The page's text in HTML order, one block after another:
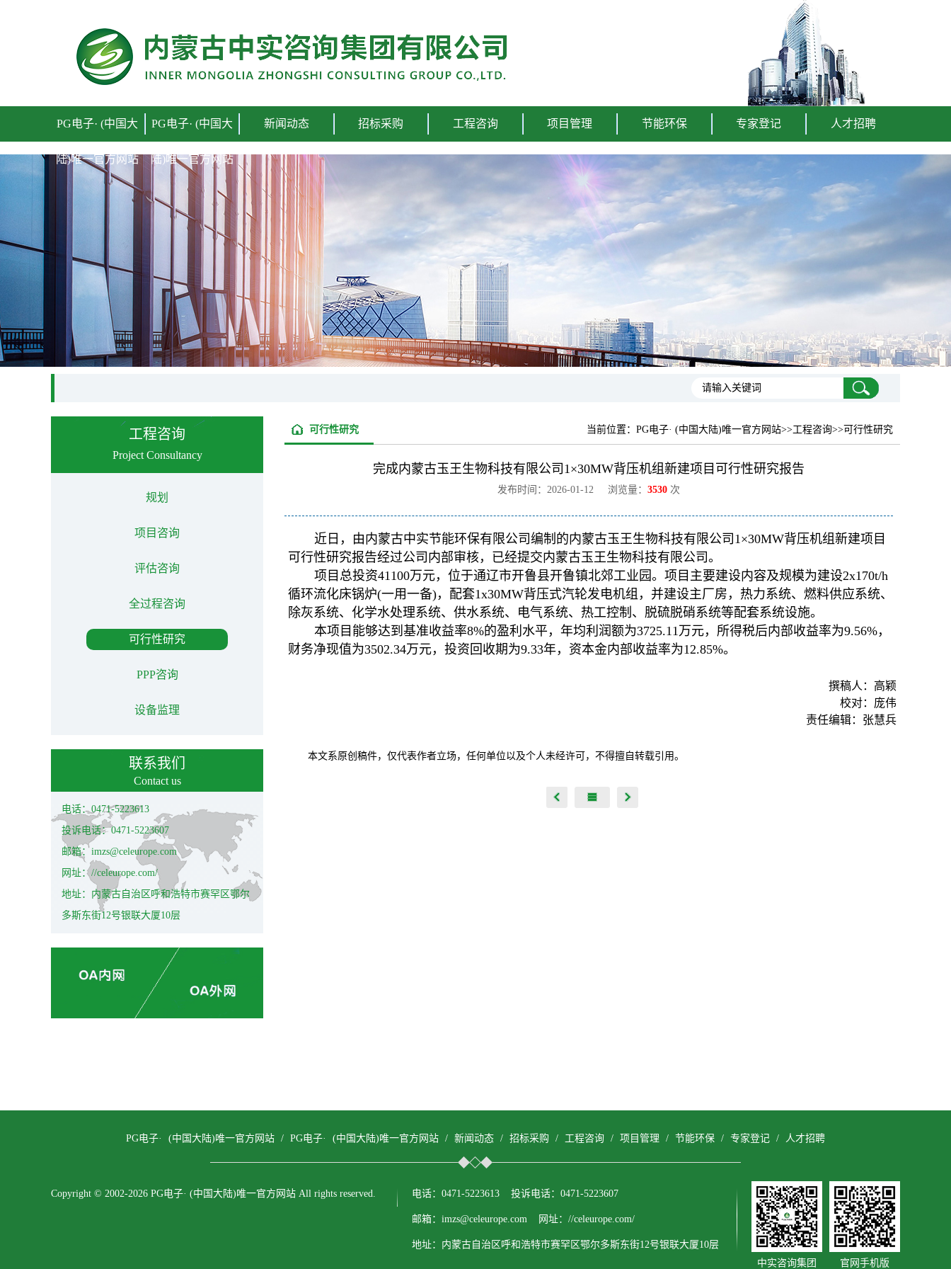
PG电子· (中国大
陆)唯一官方网站
PG电子· (中国大
陆)唯一官方网站
新闻动态 招标采购 工程咨询 项目管理 节能环保 专家登记 人才招聘
工程咨询
Project Consultancy
规划
项目咨询
评估咨询
全过程咨询
可行性研究
PPP咨询
设备监理
联系我们
Contact us
电话：0471-5223613
投诉电话：0471-5223607
邮箱：imzs@celeurope.com
网址：//celeurope.com/
地址：内蒙古自治区呼和浩特市赛罕区鄂尔
多斯东街12号银联大厦10层
当前位置： PG电子· (中国大陆)唯一官方网站>>工程咨询>>可行性研究
可行性研究
完成内蒙古玉王生物科技有限公司1×30MW背压机组新建项目可行性研究报告
发布时间：2026-01-12 浏览量： 3530 次
近日，由内蒙古中实节能环保有限公司编制的内蒙古玉王生物科技有限公司1×30MW背压机组新建项目
可行性研究报告经过公司内部审核，已经提交内蒙古玉王生物科技有限公司。
项目总投资41100万元，位于通辽市开鲁县开鲁镇北郊工业园。项目主要建设内容及规模为建设2x170t/h
循环流化床锅炉(一用一备)，配套1x30MW背压式汽轮发电机组，并建设主厂房，热力系统、燃料供应系统、
除灰系统、化学水处理系统、供水系统、电气系统、热工控制、脱硫脱硝系统等配套系统设施。
本项目能够达到基准收益率8%的盈利水平，年均利润额为3725.11万元，所得税后内部收益率为9.56%，
财务净现值为3502.34万元，投资回收期为9.33年，资本金内部收益率为12.85%。
撰稿人：高颖
校对：庞伟
责任编辑：张慧兵
本文系原创稿件，仅代表作者立场，任何单位以及个人未经许可，不得擅自转载引用。
PG电子· (中国大陆)唯一官方网站 / PG电子· (中国大陆)唯一官方网站 / 新闻动态 / 招标采购 / 工程咨询 / 项目管理 / 节能环保 / 专家登记 / 人才招聘
Copyright © 2002-2026 PG电子· (中国大陆)唯一官方网站 All rights reserved. 电话：0471-5223613 投诉电话：0471-5223607
邮箱：imzs@celeurope.com 网址：//celeurope.com/
地址：内蒙古自治区呼和浩特市赛罕区鄂尔多斯东街12号银联大厦10层
中实咨询集团
官网手机版